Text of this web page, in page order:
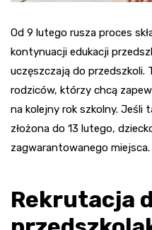
Od 9 lutego rusza proces
kontynuacji edukacji
uczęszczają do przedszkoli.
rodziców, którzy chcą
na kolejny rok szkolny. Jeśli
złożona do 13 lutego,
zagwarantowanego miejsca.
Rekrutacja